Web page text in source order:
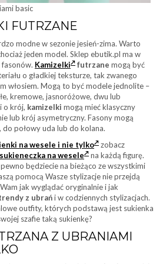
basic
FUTRZANE
modne w sezonie jesień-zima. Warto
jeden model. Sklep ebutik.pl ma w
Kamizelki futrzane mogą być
o gładkiej teksturze, tak zwanego
włosiem. Mogą to być modele jednolite –
kremowe, jasnoróżowe, dwu lub
o krój, kamizelki mogą mieć klasyczny
lub krój asymetryczny. Fasony mogą
do połowy uda lub do kolana.
na wesele i nie tylko
zobacz
sukieneczka na wesele
na każdą figurę.
będziecie na bieżąco ze wszystkimi
pomocą Wasze stylizacje nie przejdą
jak wyglądać oryginalnie i jak
z ubrańi w codziennych stylizacjach.
outfity, których podstawą jest sukienka
szafie taką sukienkę?
Z UBRANIAMI